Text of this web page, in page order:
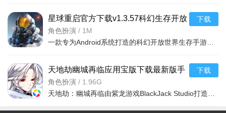
星球重启官方下载v1.3.57科幻生存开放
世界MMO手游
角色扮演 / 1M
下载
天地劫幽城再临应用宝版下载最新版手
游v1.71.0官方版
角色扮演 / 1.96G
下载